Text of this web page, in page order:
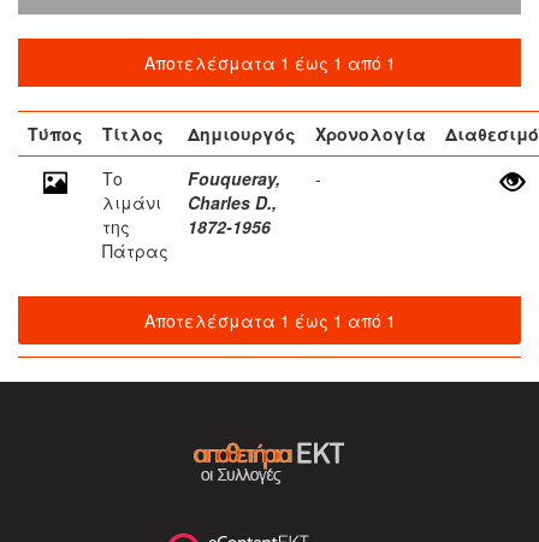
Αποτελέσματα 1 έως 1 από 1
Τύπος Τίτλος Δημιουργός Χρονολογία
Το
λιμάνι
της
Πάτρας
Fouqueray,
Charles D.,
1872-1956
-
Αποτελέσματα 1 έως 1 από 1